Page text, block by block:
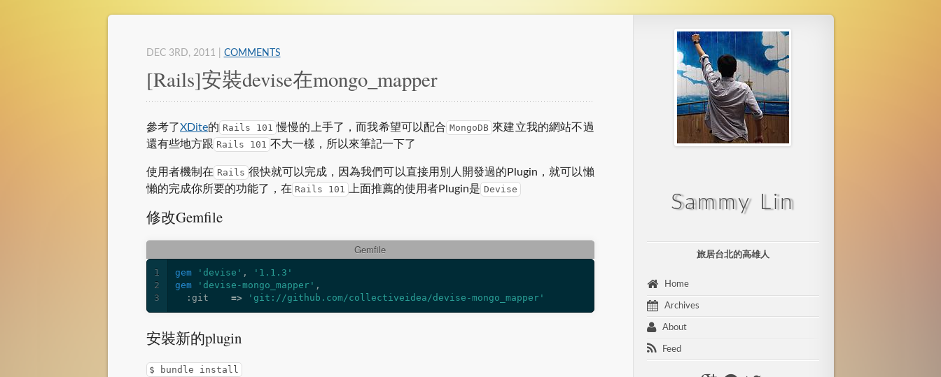
[Rails]安裝devise在mongo_mapper
DEC 3 RD, 2011 COMMENTS
參考了XDite的 Rails 101 慢慢的上手了，而我希望可以配合 MongoDB 來建立我的網站不過
還有些地方跟 Rails 101 不大一樣，所以來筆記一下了
使用者機制在 Rails 很快就可以完成，因為我們可以直接用別人開發過的Plugin，就可以懶
懶的完成你所要的功能了，在 Rails 101 上面推薦的使用者Plugin是 Devise
修改Gemfile
Gemfile
1
2
3
gem 'devise' ,
'1.1.3'
gem
'devise-mongo_mapper' ,
:git
=> 'git://github.com/collectiveidea/devise-mongo_mapper'
安裝新的plugin
$ bundle install
Sammy Lin
旅居台北的高雄人
Home
Archives
About
Feed